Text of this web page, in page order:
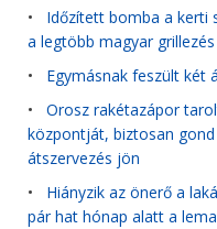
• Időzített bomba a kerti
a legtöbb magyar
• Egymásnak feszült két
• Orosz rakétazápor
központját, biztosan
átszervezés jön
• Hiányzik az önerő a
pár hat hónap alatt a